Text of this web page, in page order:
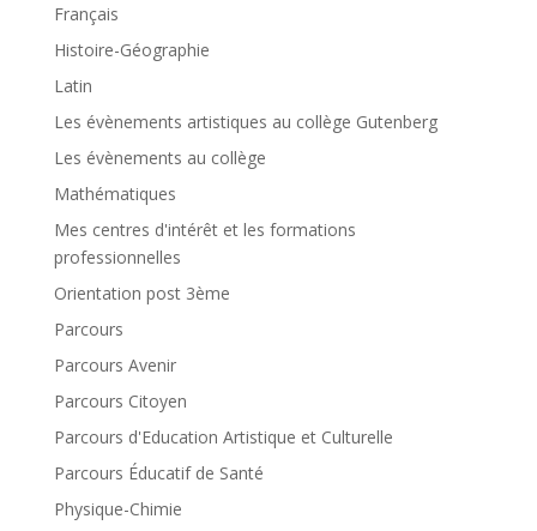
Français
Histoire-Géographie
Latin
Les évènements artistiques au collège Gutenberg
Les évènements au collège
Mathématiques
Mes centres d'intérêt et les formations
professionnelles
Orientation post 3ème
Parcours
Parcours Avenir
Parcours Citoyen
Parcours d'Education Artistique et Culturelle
Parcours Éducatif de Santé
Physique-Chimie